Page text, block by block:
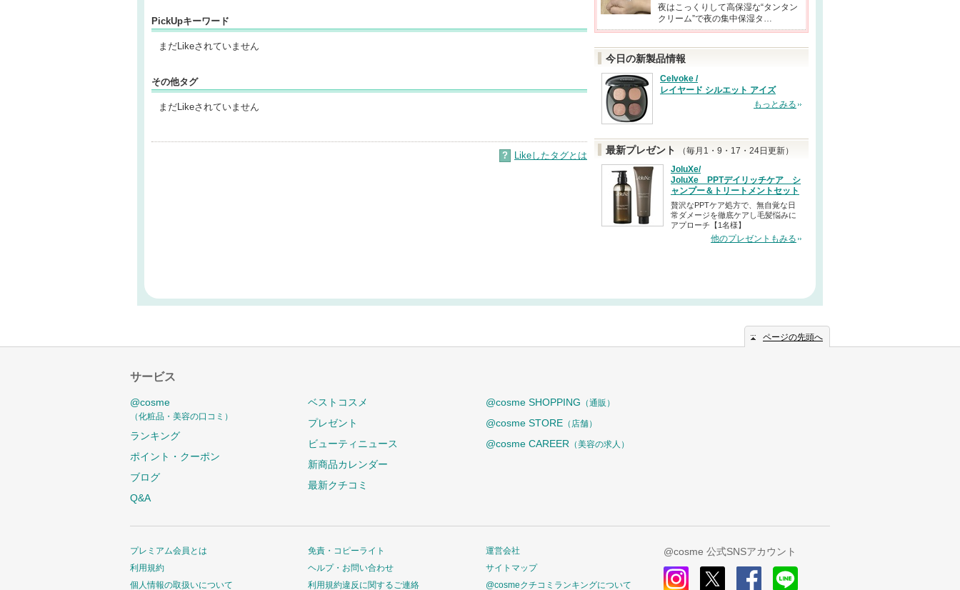
PickUpキーワード
まだLikeされていません
その他タグ
まだLikeされていません
? Likeしたタグとは
夜はこっくりして高保湿な“タンタン
クリーム”で夜の集中保湿タ…
今日の新製品情報
Celvoke /
レイヤード シルエット アイズ
もっとみる
最新プレゼント
（毎月1・9・17・24日更新）
JoluXe/
JoluXe PPTデイリッチケア シ
ャンプー＆トリートメントセット
贅沢なPPTケア処方で、無自覚な日
常ダメージを徹底ケアし毛髪悩みに
アプローチ【1名様】
他のプレゼントもみる
ページの先頭へ
サービス
@cosme
（化粧品・美容の口コミ）
ランキング
ポイント・クーポン
ブログ
Q&A
ベストコスメ
プレゼント
ビューティニュース
新商品カレンダー
最新クチコミ
@cosme SHOPPING （通販）
@cosme STORE （店舗）
@cosme CAREER （美容の求人）
プレミアム会員とは
利用規約
個人情報の取扱いについて
免責・コピーライト
ヘルプ・お問い合わせ
利用規約違反に関するご連絡
運営会社
サイトマップ
@cosmeクチコミランキングについて
@cosme 公式SNSアカウント